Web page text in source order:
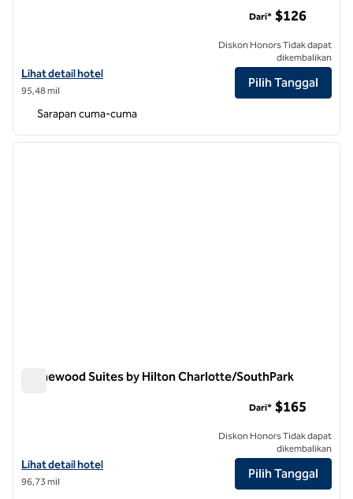
Lihat detail hotel untuk Homewood Suites by Hilton Charlotte
Lihat detail hotel
95,48 mil
Dari* $126
Diskon Honors Tidak dapat
dikembalikan
Pilih Tanggal
Sarapan cuma-cuma
1 dari 12
Homewood Suites by Hilton Charlotte/SouthPark
Lihat detail hotel untuk Homewood Suites by Hilton Charlotte/
Lihat detail hotel
96,73 mil
Dari* $165
Diskon Honors Tidak dapat
dikembalikan
Pilih Tanggal